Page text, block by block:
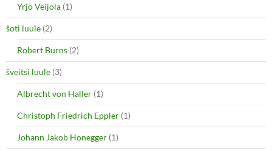
Yrjö Veijola (1)
šoti luule (2)
Robert Burns (2)
šveitsi luule (3)
Albrecht von Haller (1)
Christoph Friedrich Eppler (1)
Johann Jakob Honegger (1)